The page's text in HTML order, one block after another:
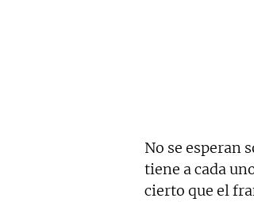
No se esperan
tiene a cada
cierto que el